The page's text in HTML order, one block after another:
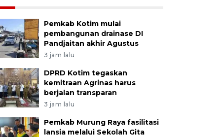
Pemkab Kotim mulai
pembangunan drainase DI
Pandjaitan akhir Agustus
3 jam lalu
DPRD Kotim tegaskan
kemitraan Agrinas harus
berjalan transparan
3 jam lalu
Pemkab Murung Raya fasilitasi
lansia melalui Sekolah Gita